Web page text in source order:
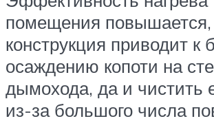
помещения повышается,
конструкция приводит к
осаждению копоти на
дымохода, да и чистить
из-за большого числа